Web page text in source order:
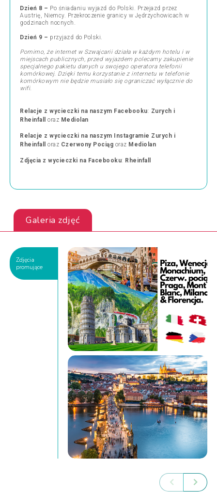
Dzień 8 – Po śniadaniu wyjazd do Polski. Przejazd przez
Austrię, Niemcy. Przekroczenie granicy w Jędrzychowicach w
godzinach nocnych.
Dzień 9 – przyjazd do Polski.
Pomimo, że internet w Szwajcarii działa w każdym hotelu i w
miejscach publicznych, przed wyjazdem polecamy zakupienie
specjalnego pakietu danych u swojego operatora telefonii
komórkowej. Dzięki temu korzystanie z internetu w telefonie
komórkowym nie będzie musiało się ograniczać wyłącznie do
wifi.
Relacje z wycieczki na naszym Facebooku: Zurych i
Rheinfall
oraz Mediolan
Relacje z wycieczki na naszym Instagramie Zurych i
Rheinfall
oraz Czerwony Pociąg oraz Mediolan
Zdjęcia z wycieczki na Facebooku: Rheinfall
Galeria zdjęć
Zdjęcia
promujące